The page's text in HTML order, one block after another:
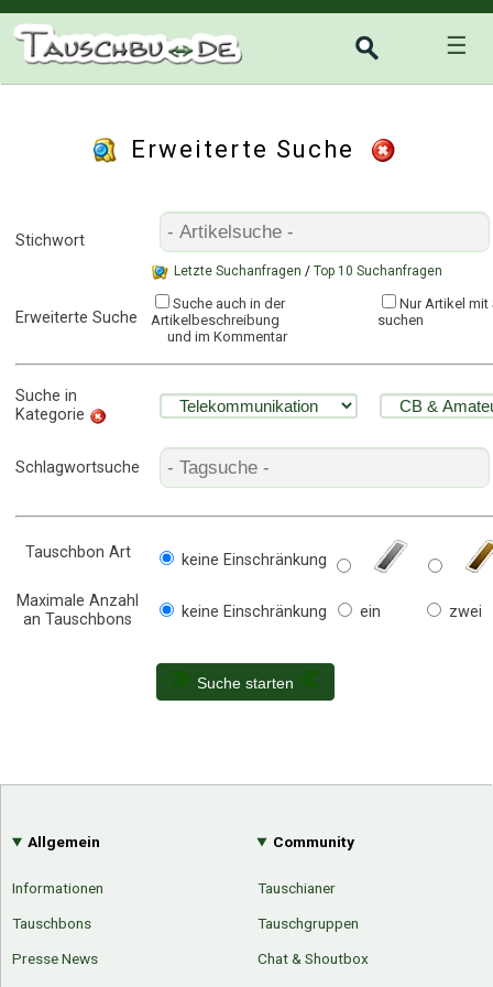
☰
Erweiterte Suche
Stichwort
Letzte Suchanfragen / Top 10 Suchanfragen
Erweiterte Suche
Suche auch in der
Artikelbeschreibung
und im Kommentar
Nur Artikel
suchen
Suche in
Kategorie
Schlagwortsuche
Tauschbon Art keine Einschränkung
Maximale Anzahl
an Tauschbons
keine Einschränkung ein zwei
Suche starten
Allgemein
Informationen
Tauschbons
Presse News
Community
Tauschianer
Tauschgruppen
Chat & Shoutbox